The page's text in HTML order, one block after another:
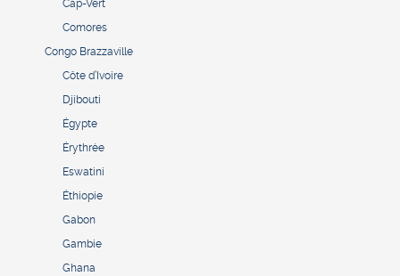
Cap-Vert
Comores
Congo Brazzaville
Côte d’Ivoire
Djibouti
Égypte
Érythrée
Eswatini
Éthiopie
Gabon
Gambie
Ghana